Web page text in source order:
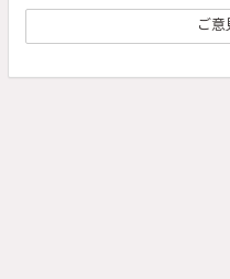
ご意